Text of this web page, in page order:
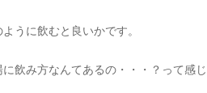
うに飲むと良いかです。
飲み方なんてあるの・・・？って感じ